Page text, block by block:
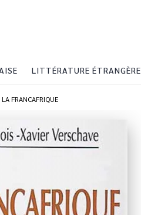
LITTÉRATURE ÉTRANGÈRE
LA FRANCAFRIQUE